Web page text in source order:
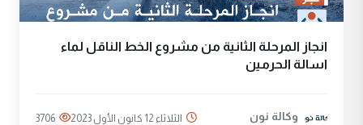
انجاز المرحلة الثانية من مشروع الخط الناقل لماء
اسالة الحرمين
وكالة نون الثلاثاء 12 كانون الأول 2023 3706